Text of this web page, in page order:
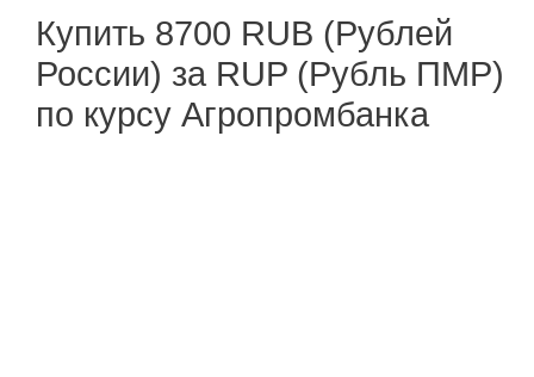
Купить 8700 RUB (Рублей
России) за RUP (Рубль ПМР)
по курсу Агропромбанка